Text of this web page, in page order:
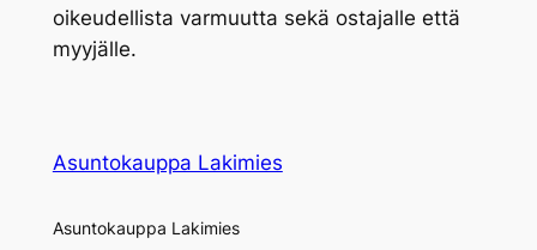
oikeudellista varmuutta sekä ostajalle että
myyjälle.
Asuntokauppa Lakimies
Asuntokauppa Lakimies